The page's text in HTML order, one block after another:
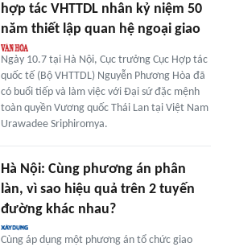
hợp tác VHTTDL nhân kỷ niệm 50
năm thiết lập quan hệ ngoại giao
Ngày 10.7 tại Hà Nội, Cục trưởng Cục Hợp tác
quốc tế (Bộ VHTTDL) Nguyễn Phương Hòa đã
có buổi tiếp và làm việc với Đại sứ đặc mệnh
toàn quyền Vương quốc Thái Lan tại Việt Nam
Urawadee Sriphiromya.
Hà Nội: Cùng phương án phân
làn, vì sao hiệu quả trên 2 tuyến
đường khác nhau?
Cùng áp dụng một phương án tổ chức giao